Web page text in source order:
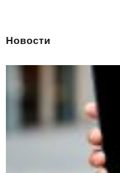
Новости